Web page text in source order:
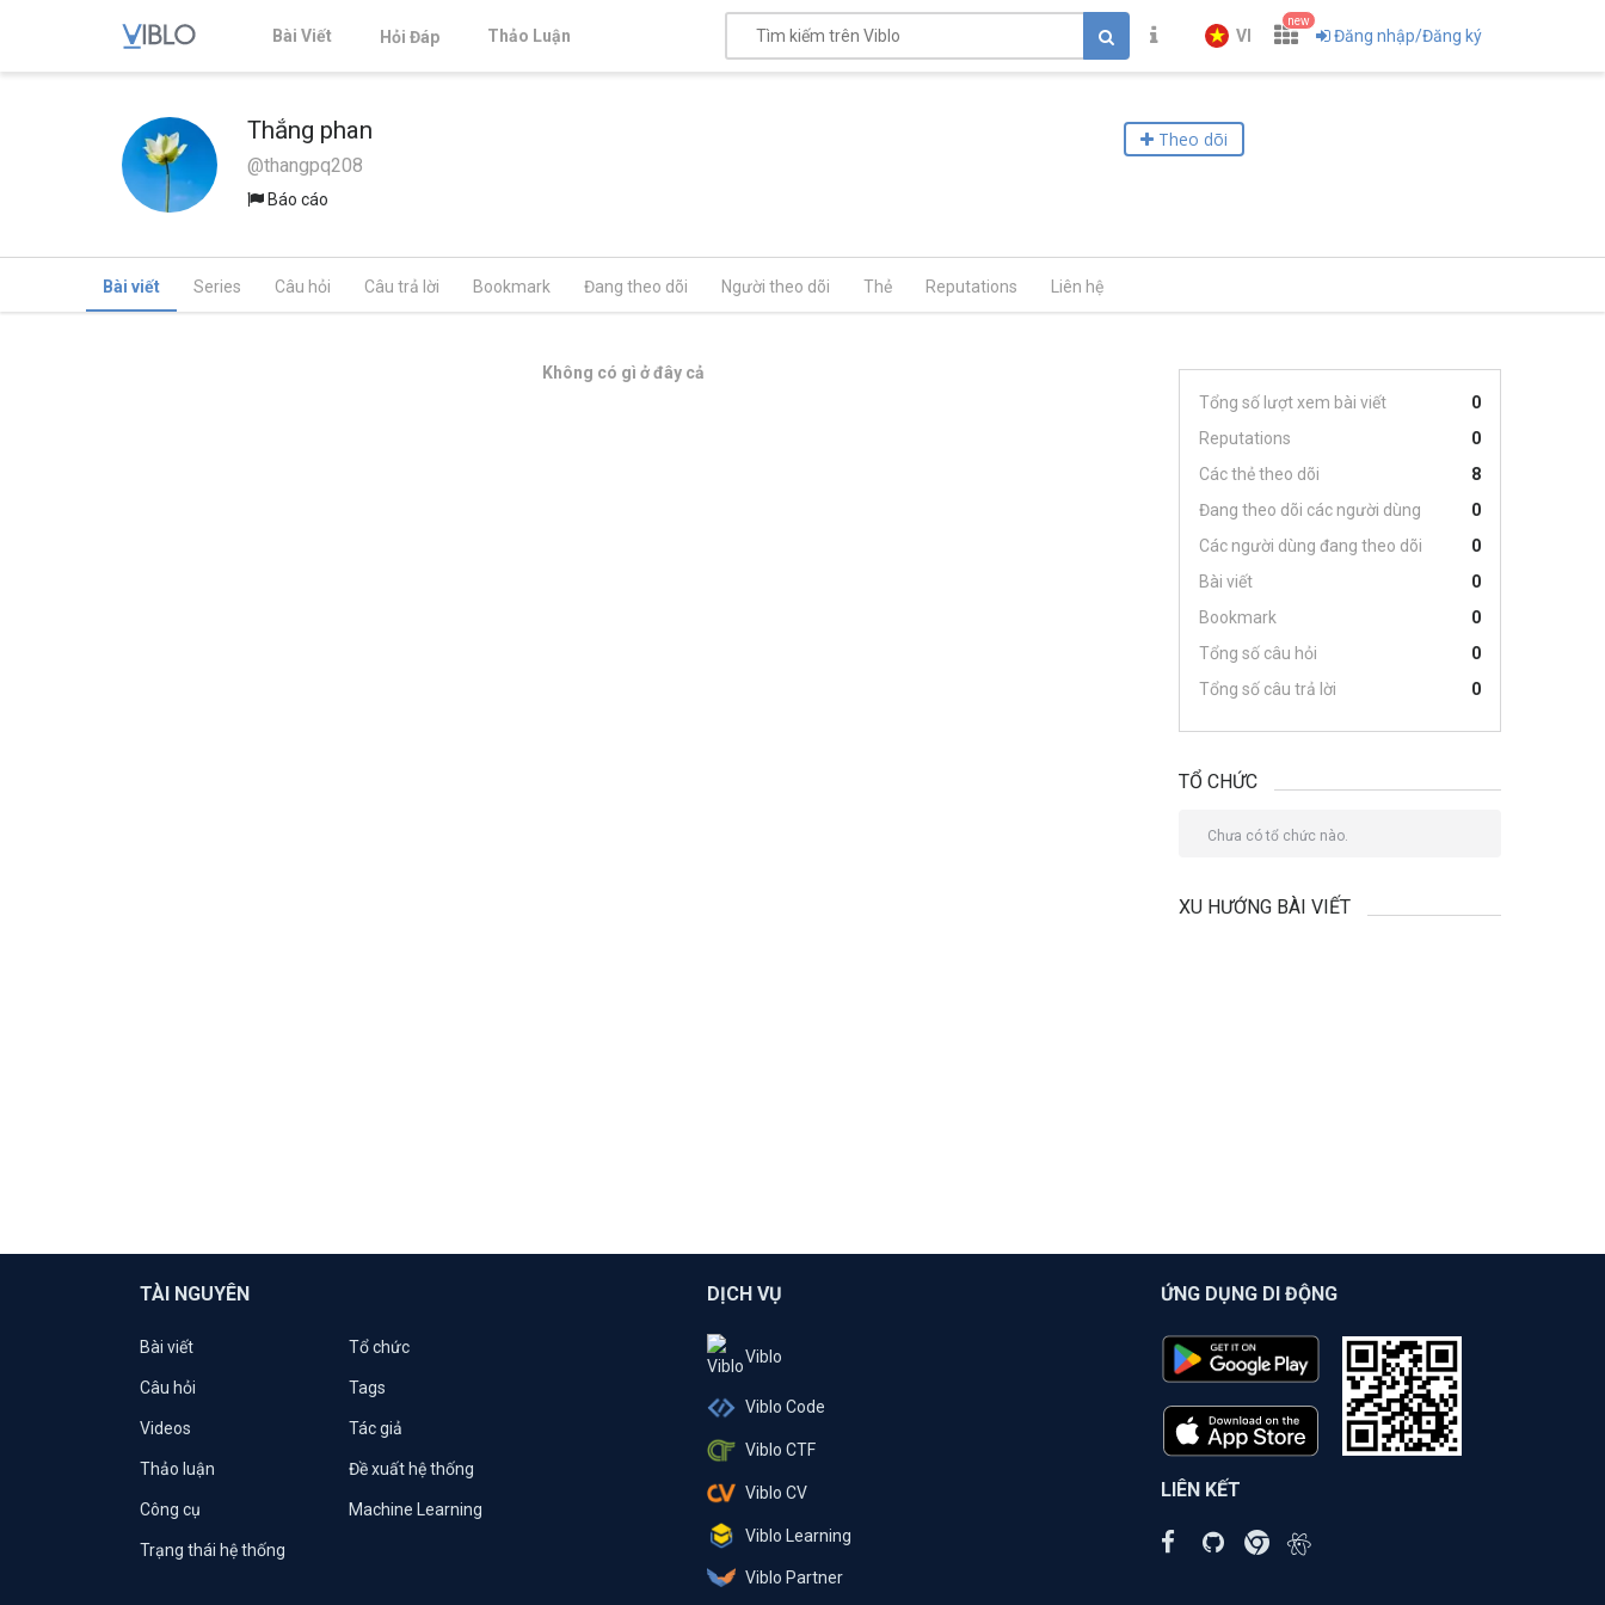
Bài Viết Hỏi Đáp Thảo Luận VI
new
Đăng nhập/Đăng ký
Thắng phan
@thangpq208
Báo cáo
Theo dõi
Bài viết Series Câu hỏi Câu trả lời Bookmark Đang theo dõi Người theo dõi Thẻ Reputations Liên hệ
Không có gì ở đây cả
Tổng số lượt xem bài viết
0
Reputations
0
Các thẻ theo dõi
8
Đang theo dõi các người dùng
0
Các người dùng đang theo dõi
0
Bài viết
0
Bookmark
0
Tổng số câu hỏi
0
Tổng số câu trả lời
0
TỔ CHỨC
Chưa có tổ chức nào.
XU HƯỚNG BÀI VIẾT
TÀI NGUYÊN
Bài viết Tổ chức
Câu hỏi Tags
Videos Tác giả
Thảo luận Đề xuất hệ thống
Công cụ Machine Learning
Trạng thái hệ thống
DỊCH VỤ
Viblo
Viblo Code
Viblo CTF
Viblo CV
Viblo Learning
Viblo Partner
ỨNG DỤNG DI ĐỘNG
LIÊN KẾT